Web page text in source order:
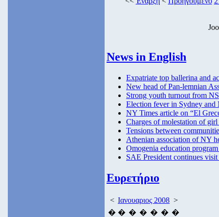
News in English
Expatriate top ballerina and
New head of Pan-lemnian
Strong youth turnout from
Election fever in Sydney and
NY Times article on “El
Charges of molestation of
Tensions between
Athenian association of NY
Omogenia education
SAE President continues
Ευρετήριο
< Ιανουαριος 2008 >
� � � � � � �